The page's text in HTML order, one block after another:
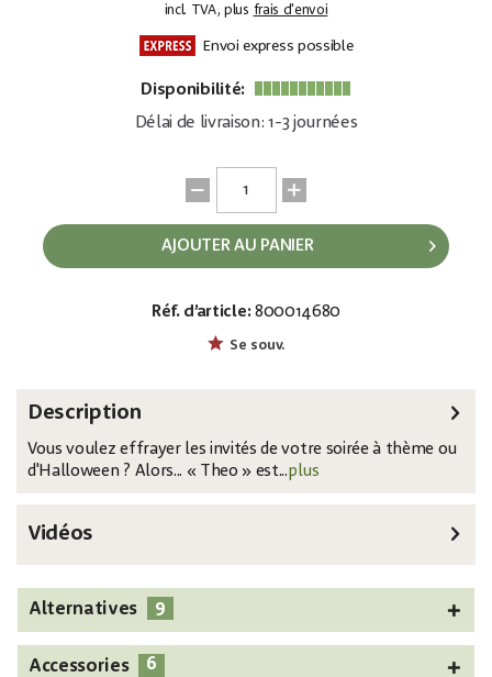
incl. TVA, plus frais d'envoi
Envoi express possible
Disponibilité:
Délai de livraison: 1-3 journées
AJOUTER AU PANIER
Réf. d’article: 800014680
Se souv.
Description
Vous voulez effrayer les invités de votre soirée à thème ou
d'Halloween ? Alors... « Theo » est...plus
Vidéos
Alternatives 9
Accessories 6